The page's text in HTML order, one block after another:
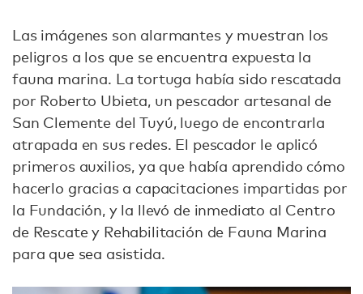
Las imágenes son alarmantes y muestran los
peligros a los que se encuentra expuesta la
fauna marina. La tortuga había sido rescatada
por Roberto Ubieta, un pescador artesanal de
San Clemente del Tuyú, luego de encontrarla
atrapada en sus redes. El pescador le aplicó
primeros auxilios, ya que había aprendido cómo
hacerlo gracias a capacitaciones impartidas por
la Fundación, y la llevó de inmediato al Centro
de Rescate y Rehabilitación de Fauna Marina
para que sea asistida.